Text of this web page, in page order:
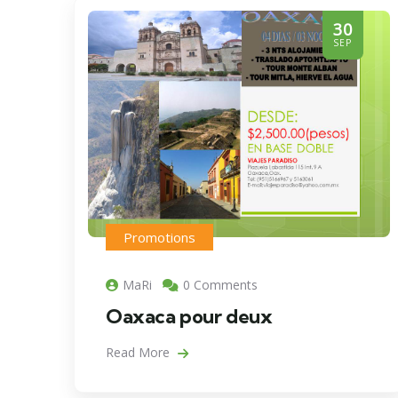
30
SEP
Promotions
MaRi 0 Comments
Oaxaca pour deux
Read More